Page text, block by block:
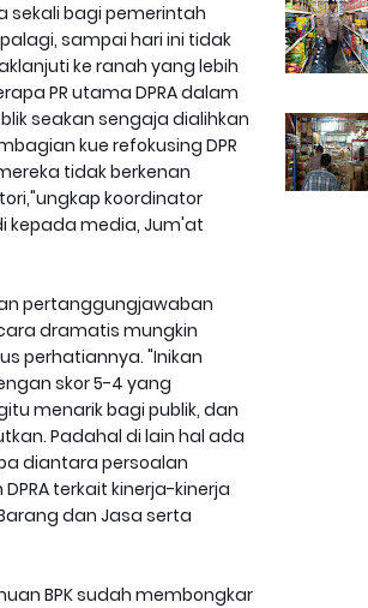
sekali bagi pemerintah
sampai hari ini tidak
ke ranah yang lebih
PR utama DPRA dalam
seakan sengaja dialihkan
kue refokusing DPR
tidak berkenan
koordinator
kepada media, Jum'at
pertanggungjawaban
dramatis mungkin
perhatiannya. "Inikan
skor 5-4 yang
menarik bagi publik, dan
Padahal di lain hal ada
diantara persoalan
terkait kinerja-kinerja
dan Jasa serta
BPK sudah membongkar